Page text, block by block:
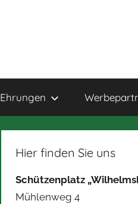
Ehrungen
Hier finden Sie uns
Schützenplatz
Mühlenweg 4